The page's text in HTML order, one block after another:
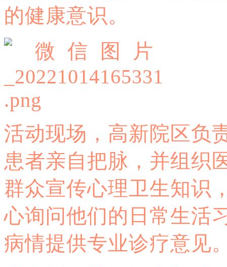
的健康意识。
活动现场，高新院区负
患者亲自把脉，并组织
群众宣传心理卫生知识
心询问他们的日常生活
病情提供专业诊疗意见